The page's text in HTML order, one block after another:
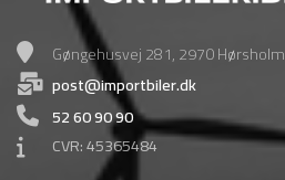
Gøngehusvej 281, 2970 Hørsholm
post@importbiler.dk
52 60 90 90
CVR: 45365484